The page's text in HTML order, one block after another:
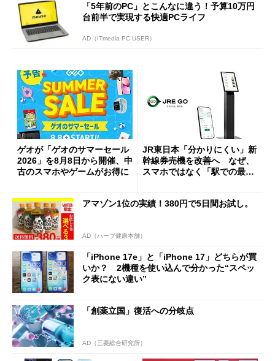
「5年前のPC」とこんなに違う！予算10万円
台前半で実現する快適PCライフ
AD（ITmedia PC USER）
ゲオが「ゲオのサマーセール
2026」を8月8日から開催、中
古のスマホやゲームがお得に
JR東日本「分かりにくい」新
幹線券売機を改善へ なぜ、
スマホではなく「駅での最短
アマゾン1位の実績！380円で5日間お試し。
AD（ハーブ健康本舗）
「iPhone 17e」と「iPhone 17」どちらが買
いか？ 2機種を使い込んで分かった“スペッ
ク表にない違い”
「創薬立国」復活への分岐点
AD（三菱総合研究所）